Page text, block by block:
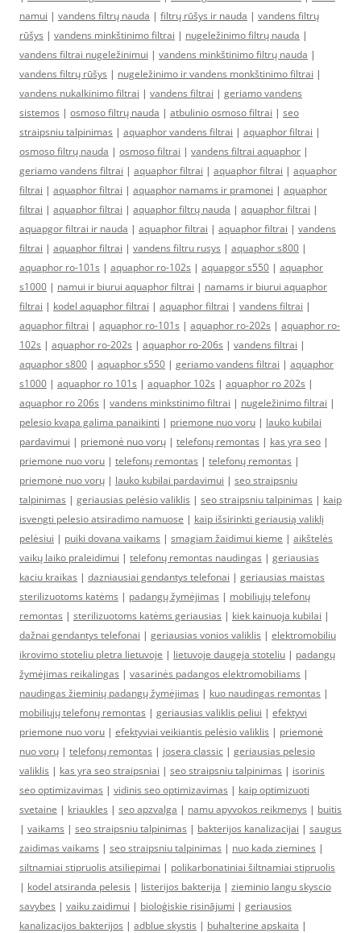
namui | vandens filtrų nauda | filtrų rūšys ir nauda | vandens filtrų
rūšys | vandens minkštinimo filtrai | nugeležinimo filtrų nauda |
vandens filtrai nugeležinimui | vandens minkštinimo filtrų nauda |
vandens filtrų rūšys | nugeležinimo ir vandens monkštinimo filtrai |
vandens nukalkinimo filtrai | vandens filtrai | geriamo vandens
sistemos | osmoso filtrų nauda | atbulinio osmoso filtrai | seo
straipsniu talpinimas | aquaphor vandens filtrai | aquaphor filtrai |
osmoso filtrų nauda | osmoso filtrai | vandens filtrai aquaphor |
geriamo vandens filtrai | aquaphor filtrai | aquaphor filtrai | aquaphor
filtrai | aquaphor filtrai | aquaphor namams ir pramonei | aquaphor
filtrai | aquaphor filtrai | aquaphor filtrų nauda | aquaphor filtrai |
aquapgor filtrai ir nauda | aquaphor filtrai | aquaphor filtrai | vandens
filtrai | aquaphor filtrai | vandens filtru rusys | aquaphor s800 |
aquaphor ro-101s | aquaphor ro-102s | aquapgor s550 | aquaphor
s1000 | namui ir biurui aquaphor filtrai | namams ir biurui aquaphor
filtrai | kodel aquaphor filtrai | aquaphor filtrai | vandens filtrai |
aquaphor filtrai | aquaphor ro-101s | aquaphor ro-202s | aquaphor ro-
102s | aquaphor ro-202s | aquaphor ro-206s | vandens filtrai |
aquaphor s800 | aquaphor s550 | geriamo vandens filtrai | aquaphor
s1000 | aquaphor ro 101s | aquaphor 102s | aquaphor ro 202s |
aquaphor ro 206s | vandens minkstinimo filtrai | nugeležinimo filtrai |
pelesio kvapa galima panaikinti | priemone nuo voru | lauko kubilai
pardavimui | priemonė nuo vorų | telefonų remontas | kas yra seo |
priemone nuo voru | telefonų remontas | telefonų remontas |
priemonė nuo vorų | lauko kubilai pardavimui | seo straipsniu
talpinimas | geriausias pelėsio valiklis | seo straipsniu talpinimas | kaip
isvengti pelesio atsiradimo namuose | kaip išsirinkti geriausią valiklį
pelėsiui | puiki dovana vaikams | smagiam žaidimui kieme | aikštelės
vaikų laiko praleidimui | telefonų remontas naudingas | geriausias
kaciu kraikas | dazniausiai gendantys telefonai | geriausias maistas
sterilizuotoms katėms | padangų žymėjimas | mobiliųjų telefonų
remontas | sterilizuotoms katėms geriausias | kiek kainuoja kubilai |
dažnai gendantys telefonai | geriausias vonios valiklis | elektromobiliu
ikrovimo stoteliu pletra lietuvoje | lietuvoje daugeja stoteliu | padangų
žymėjimas reikalingas | vasarinės padangos elektromobiliams |
naudingas žieminių padangų žymėjimas | kuo naudingas remontas |
mobiliųjų telefonų remontas | geriausias valiklis peliui | efektyvi
priemone nuo voru | efektyviai veikiantis pelėsio valiklis | priemonė
nuo vorų | telefonų remontas | josera classic | geriausias pelesio
valiklis | kas yra seo straipsniai | seo straipsniu talpinimas | isorinis
seo optimizavimas | vidinis seo optimizavimas | kaip optimizuoti
svetaine | kriaukles | seo apzvalga | namu apyvokos reikmenys | buitis
| vaikams | seo straipsniu talpinimas | bakterijos kanalizacijai | saugus
zaidimas vaikams | seo straipsniu talpinimas | nuo kada ziemines |
siltnamiai stipruolis atsiliepimai | polikarbonatiniai šiltnamiai stipruolis
| kodel atsiranda pelesis | listerijos bakterija | zieminio langu skyscio
savybes | vaiku zaidimui | bioloģiskie risinājumi | geriausios
kanalizacijos bakterijos | adblue skystis | buhalterine apskaita |